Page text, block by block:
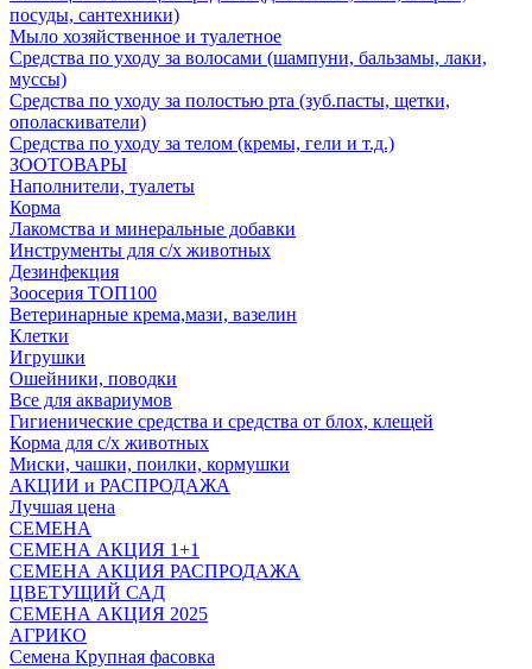
посуды, сантехники)
Мыло хозяйственное и туалетное
Средства по уходу за волосами (шампуни, бальзамы, лаки,
муссы)
Средства по уходу за полостью рта (зуб.пасты, щетки,
ополаскиватели)
Средства по уходу за телом (кремы, гели и т.д.)
ЗООТОВАРЫ
Наполнители, туалеты
Корма
Лакомства и минеральные добавки
Инструменты для с/х животных
Дезинфекция
Зоосерия ТОП100
Ветеринарные крема,мази, вазелин
Клетки
Игрушки
Ошейники, поводки
Все для аквариумов
Гигиенические средства и средства от блох, клещей
Корма для с/х животных
Миски, чашки, поилки, кормушки
АКЦИИ и РАСПРОДАЖА
Лучшая цена
СЕМЕНА
СЕМЕНА АКЦИЯ 1+1
СЕМЕНА АКЦИЯ РАСПРОДАЖА
ЦВЕТУЩИЙ САД
СЕМЕНА АКЦИЯ 2025
АГРИКО
Семена Крупная фасовка